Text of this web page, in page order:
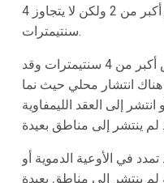
نما إلى أقل من 2 سنتيمتر أو أكبر من 2 ولكن لا يتجاوز 4
سنتيمترات.
المرحلة الثانية: سرطان البنكرياس أكبر من 4 سنتيمترات وقد
انتشار محلي حيث نما
إلى العقد الليمفاوية
تمدد في الأوعية الدموية أو